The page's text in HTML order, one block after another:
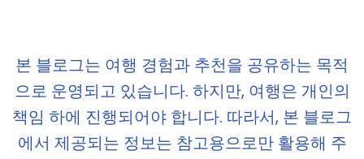
본 블로그는 여행 경험과 추천을 공유하는 목적
으로 운영되고 있습니다. 하지만, 여행은 개인의
책임 하에 진행되어야 합니다. 따라서, 본 블로그
에서 제공되는 정보는 참고용으로만 활용해 주